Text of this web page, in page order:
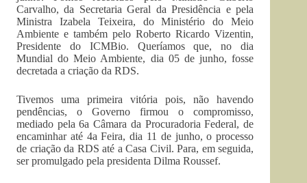
Carvalho, da Secretaria Geral da Presidência e pela
Ministra Izabela Teixeira, do Ministério do Meio
Ambiente e também pelo Roberto Ricardo Vizentin,
Presidente do ICMBio. Queríamos que, no dia
Mundial do Meio Ambiente, dia 05 de junho, fosse
decretada a criação da RDS.
Tivemos uma primeira vitória pois, não havendo
pendências, o Governo firmou o compromisso,
mediado pela 6a Câmara da Procuradoria Federal, de
encaminhar até 4a Feira, dia 11 de junho, o processo
de criação da RDS até a Casa Civil. Para, em seguida,
ser promulgado pela presidenta Dilma Roussef.